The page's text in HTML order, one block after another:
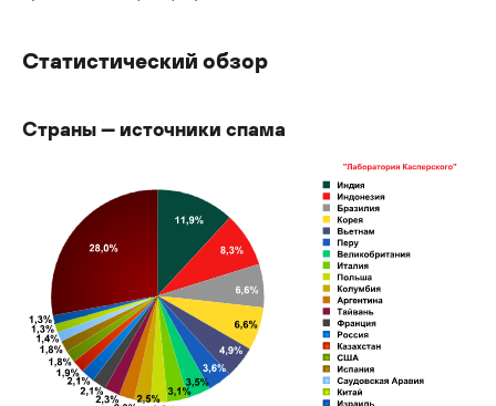
Статистический обзор
Страны — источники спама